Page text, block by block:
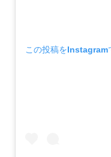
この投稿をInstagram